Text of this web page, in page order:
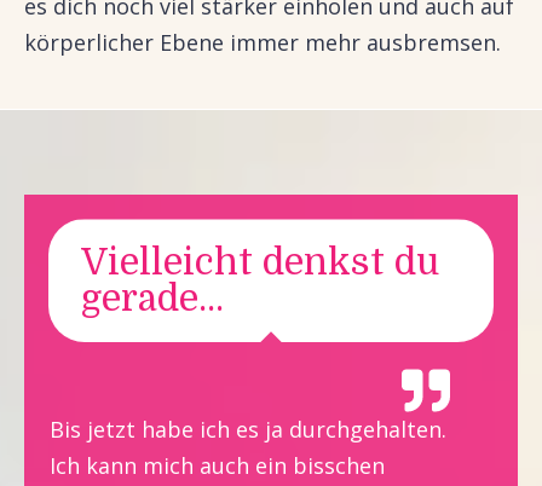
es dich noch viel stärker einholen und auch auf
körperlicher Ebene immer mehr ausbremsen.
Vielleicht denkst du
gerade...
Bis jetzt habe ich es ja durchgehalten.
Ich kann mich auch ein bisschen